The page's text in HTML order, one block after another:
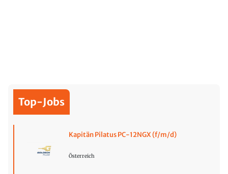
Top-Jobs
Kapitän Pilatus PC-12NGX (f/m/d)
Österreich